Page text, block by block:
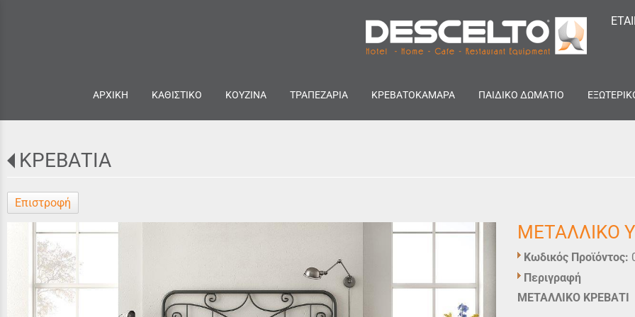
ΑΡΧΙΚΗ ΚΑΘΙΣΤΙΚΟ ΚΟΥΖΙΝΑ ΤΡΑΠΕΖΑΡΙΑ ΚΡΕΒΑΤΟΚΑΜΑΡΑ ΠΑΙΔΙΚΟ ΔΩΜΑΤΙΟ
ΚΡΕΒΑΤΙΑ
Επιστροφή
ΜΕΤΑΛΛΙΚΟ
Κωδικός Προϊόντος:
Περιγραφή
ΜΕΤΑΛΛΙΚΟ ΚΡΕΒΑΤΙ